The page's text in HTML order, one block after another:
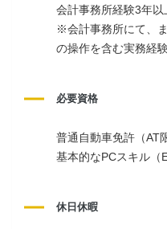
会計事務所経験3年以
※会計事務所にて、
の操作を含む実務経
必要資格
普通自動車免許（AT
基本的なPCスキル（
休日休暇